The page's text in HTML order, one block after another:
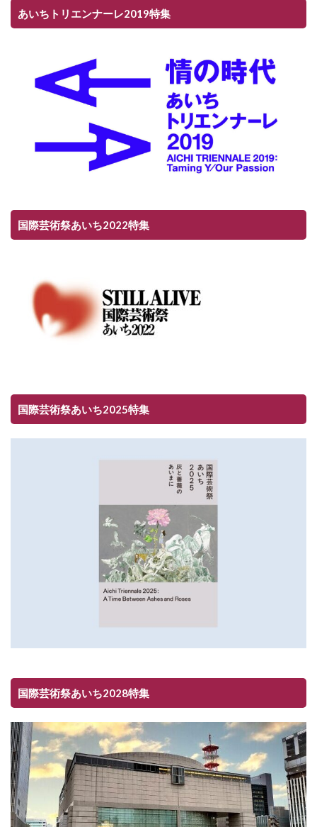
あいちトリエンナーレ2019特集
国際芸術祭あいち2022特集
国際芸術祭あいち2025特集
国際芸術祭あいち2028特集